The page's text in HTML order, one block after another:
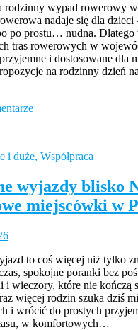
rodzinny wypad rowerowy
nadaje się dla dzieci
po prostu… nudna. Dlatego
tras rowerowych w
i dostosowane dla
na rodzinny dzień
i duże, Współpraca
wyjazdy
miejscówki w
to coś więcej niż tylko
spokojne poranki bez
i wieczory, które nie kończą
więcej rodzin szuka dziś
i wrócić do prostych
w komfortowych…